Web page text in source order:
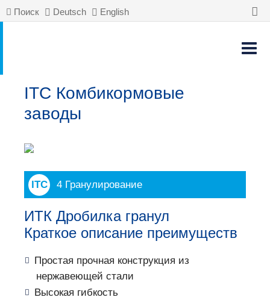
Поиск Deutsch English
ITC Комбикормовые
заводы
4 Гранулирование
ИТК Дробилка гранул
Краткое описание преимуществ
Простая прочная конструкция из
нержавеющей стали
Высокая гибкость